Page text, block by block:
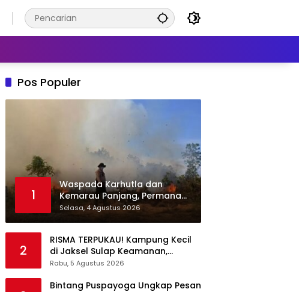
Pos Populer
1
Waspada Karhutla dan
Kemarau Panjang, Permana
Irmansyah Tekankan Mitigasi
Berbasis Komunitas
Selasa, 4 Agustus 2026
2
RISMA TERPUKAU! Kampung Kecil
di Jaksel Sulap Keamanan,
Sampah, hingga Ketahanan
Rabu, 5 Agustus 2026
Bintang Puspayoga Ungkap Pesan